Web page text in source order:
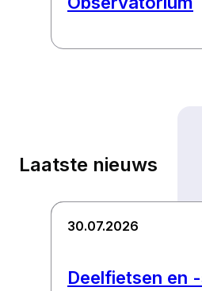
Laatste nieuws
Deelfietsen en
30.07.2026